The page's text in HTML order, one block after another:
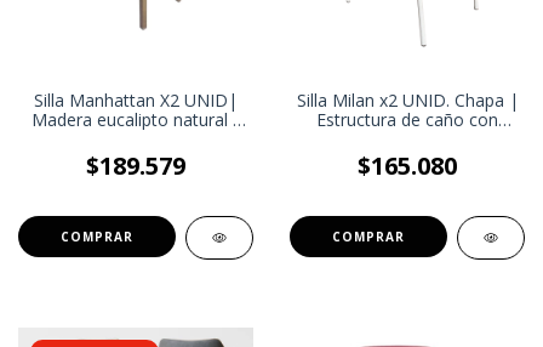
Silla Manhattan X2 UNID|
Madera eucalipto natural y
$189.579
Silla Milan x2 UNID. Chapa |
Estructura de caño con
las Patas | Silla Eventos
Galerías
$165.080